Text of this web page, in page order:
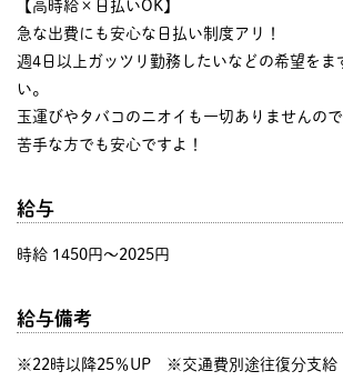
【高時給×日払いOK】
急な出費にも安心な日払い制度アリ！
週4日以上ガッツリ勤務したいなどの希望をま
い。
玉運びやタバコのニオイも一切ありませんの
苦手な方でも安心ですよ！
給与
時給 1450円〜2025円
給与備考
※22時以降25％UP ※交通費別途往復分支給